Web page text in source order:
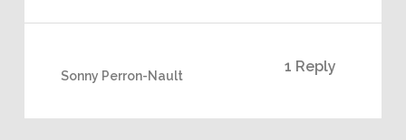
1 Reply
Sonny Perron-Nault